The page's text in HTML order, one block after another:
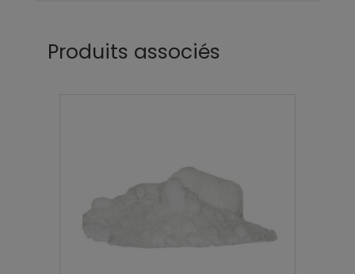
Produits associés